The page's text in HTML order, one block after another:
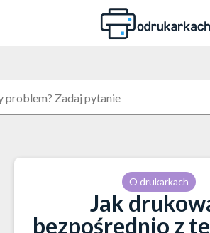
O drukarkach
Jak
bezpośrednio z